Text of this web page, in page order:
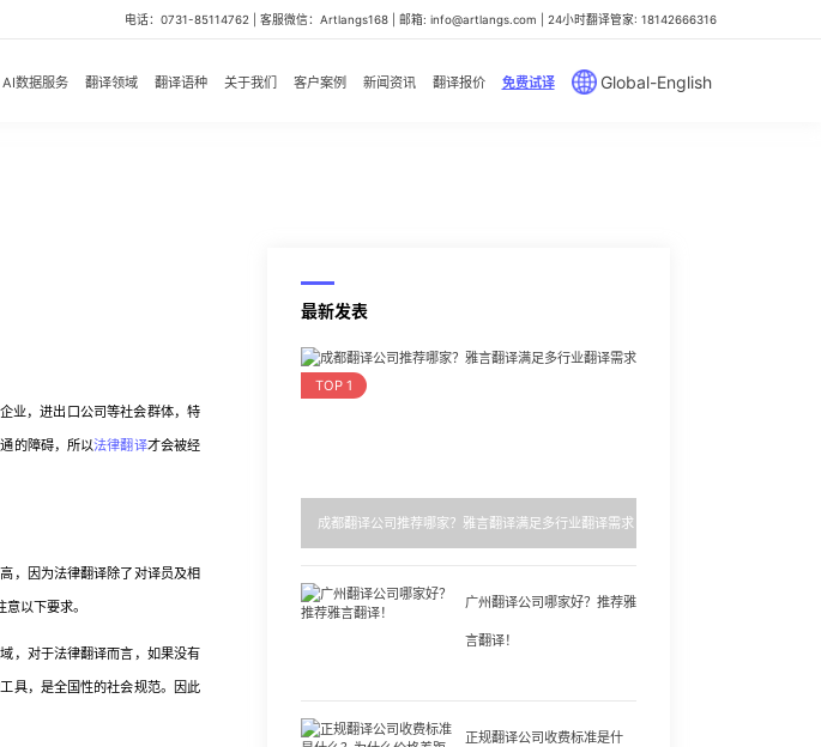
电话：0731-85114762 | 客服微信：Artlangs168 | 邮箱: info@artlangs.com | 24小时翻译管家: 18142666316
AI数据服务 翻译领域 翻译语种 关于我们 客户案例 新闻资讯 翻译报价 免费试译 Global-English
业，进出口公司等社会群体，特
的障碍，所以法律翻译才会被经
，因为法律翻译除了对译员及相
以下要求。
，对于法律翻译而言，如果没有
具，是全国性的社会规范。因此
最新发表
TOP 1
成都翻译公司推荐哪家？雅言翻译满足多行业翻译需求
广州翻译公司哪家好？推荐雅
言翻译！
正规翻译公司收费标准是什